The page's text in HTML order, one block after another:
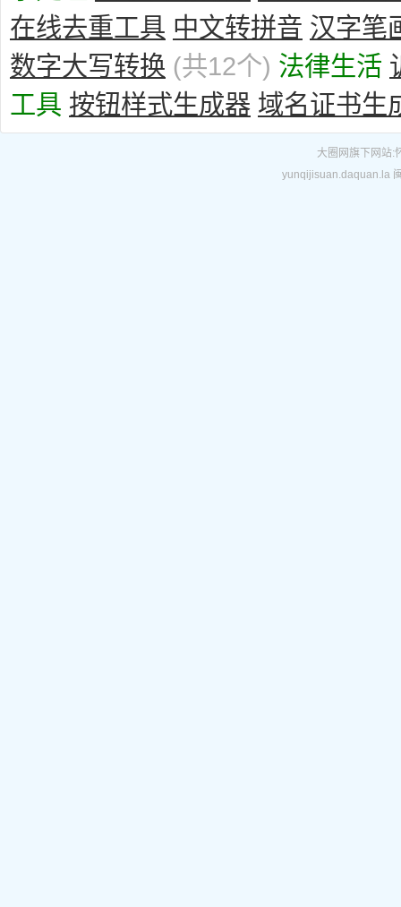
在线去重工具 中文转拼音 汉字笔
数字大写转换 (共12个) 法律生活
工具 按钮样式生成器 域名证书生
大圈网旗下网站:
yunqijisuan.daquan.la